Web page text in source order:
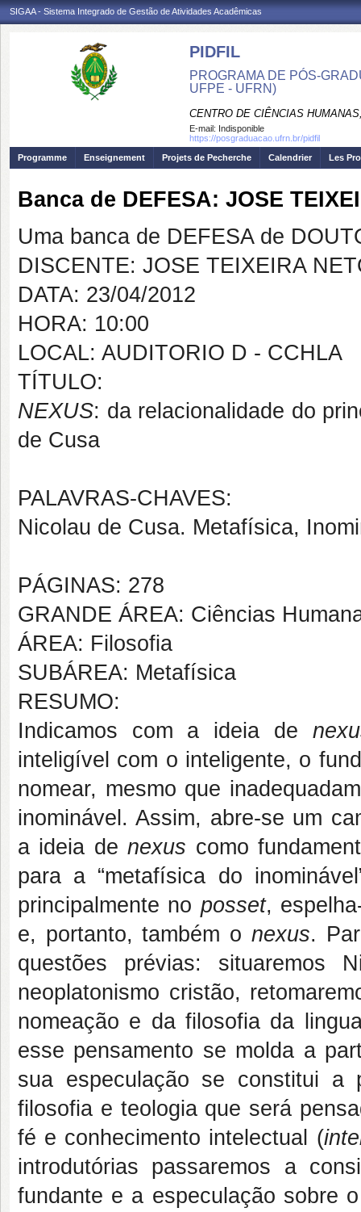
SIGAA - Sistema Integrado de Gestão de Atividades Acadêmicas
PIDFIL
PROGRAMA DE PÓS-
UFPE - UFRN)
CENTRO DE CIÊNCIAS
E-mail: Indisponible
https://posgraduacao.ufrn.br/pidfil
Programme
Enseignement Projets de Pecherche Calendrier Les
Banca de DEFESA: JOSE
Uma banca de DEFESA de
DISCENTE: JOSE TEIXEIRA
DATA: 23/04/2012
HORA: 10:00
LOCAL: AUDITORIO D - CCHLA
TÍTULO:
NEXUS: da relacionalidade do
de Cusa
PALAVRAS-CHAVES:
Nicolau de Cusa. Metafísica,
PÁGINAS: 278
GRANDE ÁREA: Ciências
ÁREA: Filosofia
SUBÁREA: Metafísica
RESUMO:
Indicamos com a ideia de
inteligível com o inteligente, o
nomear, mesmo que
inominável. Assim, abre-se um
a ideia denexus como
para a “metafísica do
principalmente no posset,
e, portanto, também o nexus.
questões prévias: situaremos
neoplatonismo cristão,
nomeação e da filosofia da
esse pensamento se molda a
sua especulação se constitui a
filosofia e teologia que será
fé e conhecimento intelectual (
introdutórias passaremos a
fundante e a especulação sobre